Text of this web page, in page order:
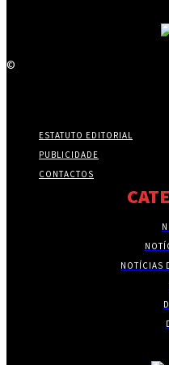
©
ESTATUTO EDITORIAL
PUBLICIDADE
CONTACTOS
NOTÍCIAS